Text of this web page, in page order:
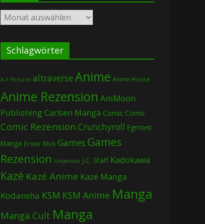
Archiv
Schlagwörter
A-1 Pictures altraverse Anime Anime House
Anime Rezension AniMoon
PublishingCarlsen Manga Comic Comic
Comic Rezension Crunchyroll Egmont
Manga Erster Blick Games Games
Rezension Ichijinsha J.C. Staff Kadokawa
Kazé Kazé Anime Kazé Manga
Kodansha KSM KSM Anime Manga
Manga Cult Manga